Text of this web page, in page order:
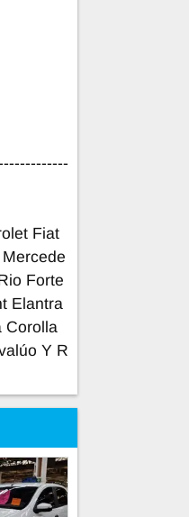
Fiat
Forte
Elantra
Corolla
Y R